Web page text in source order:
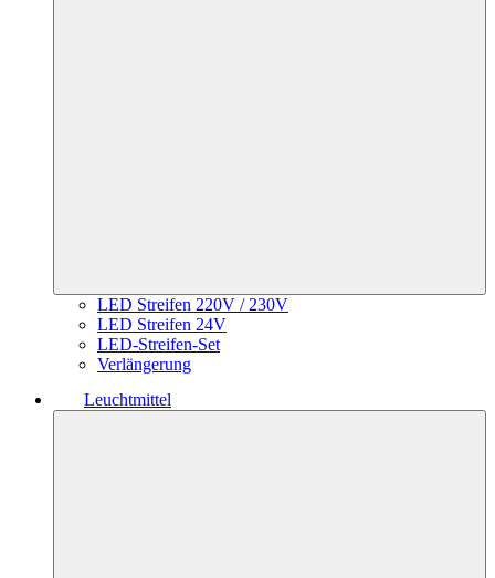
LED Streifen 220V / 230V
LED Streifen 24V
LED-Streifen-Set
Verlängerung
Leuchtmittel